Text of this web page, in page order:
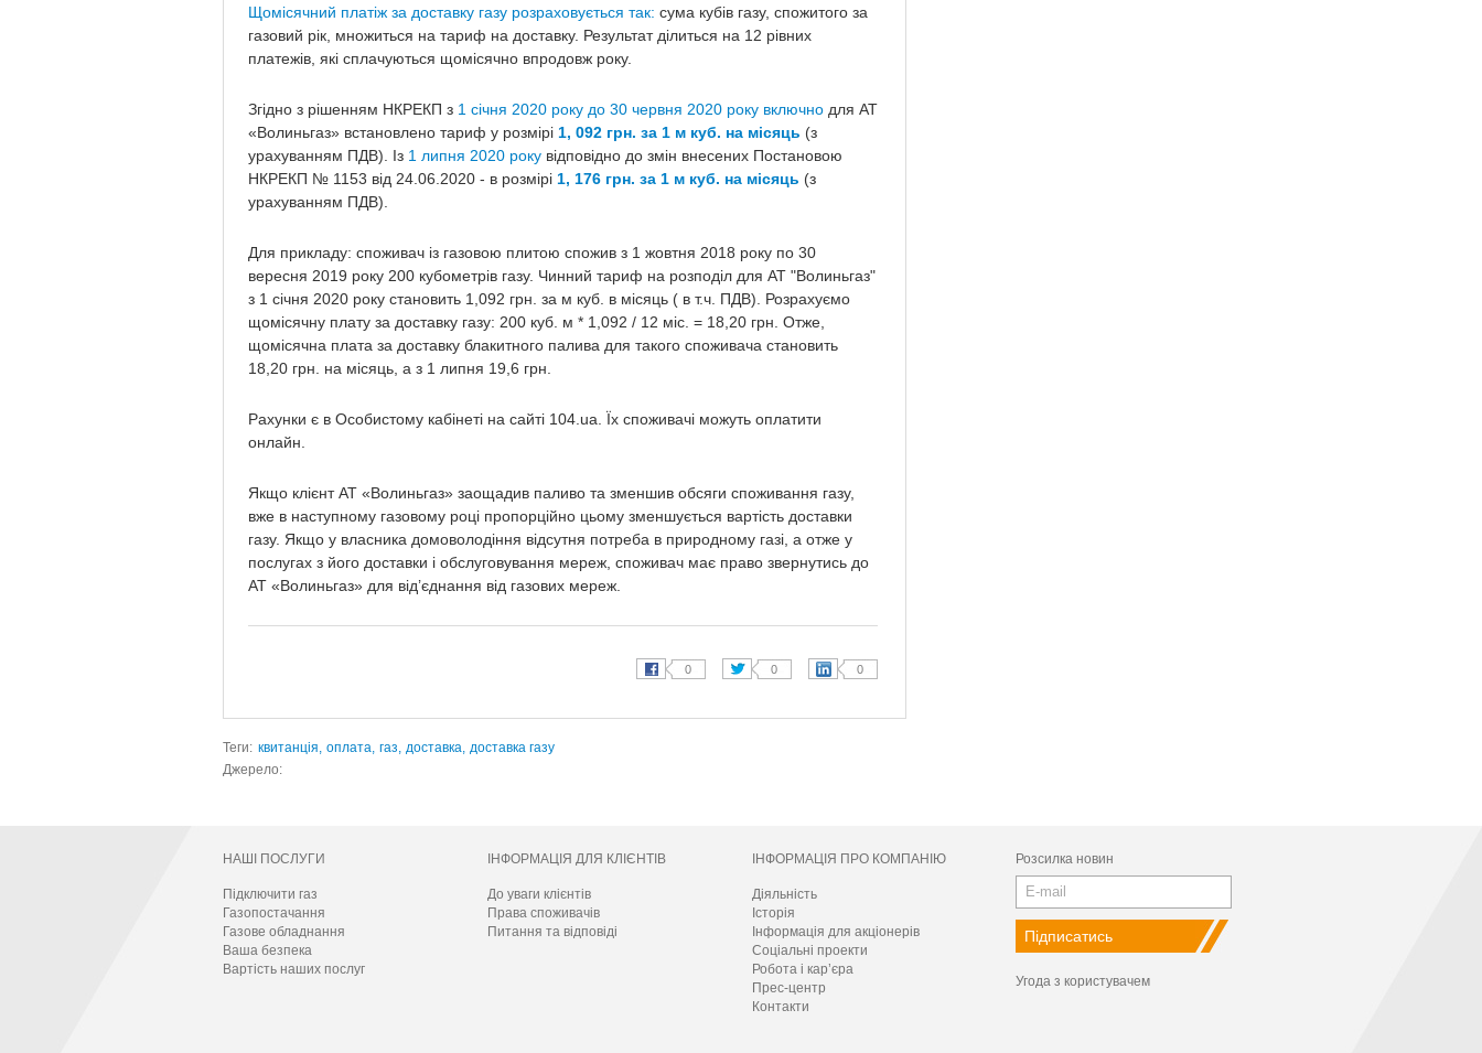
Щомісячний платіж за доставку газу розраховується так: сума кубів газу, спожитого за
газовий рік, множиться на тариф на доставку. Результат ділиться на 12 рівних
платежів, які сплачуються щомісячно впродовж року.
Згідно з рішенням НКРЕКП з 1 січня 2020 року до 30 червня 2020 року включно для АТ
«Волиньгаз» встановлено тариф у розмірі 1, 092 грн. за 1 м куб. на місяць (з
урахуванням ПДВ). Із 1 липня 2020 року відповідно до змін внесених Постановою
НКРЕКП № 1153 від 24.06.2020 - в розмірі 1, 176 грн. за 1 м куб. на місяць (з
урахуванням ПДВ).
Для прикладу: споживач із газовою плитою спожив з 1 жовтня 2018 року по 30
вересня 2019 року 200 кубометрів газу. Чинний тариф на розподіл для АТ "Волиньгаз"
з 1 січня 2020 року становить 1,092 грн. за м куб. в місяць ( в т.ч. ПДВ). Розрахуємо
щомісячну плату за доставку газу: 200 куб. м * 1,092 / 12 міс. = 18,20 грн. Отже,
щомісячна плата за доставку блакитного палива для такого споживача становить
18,20 грн. на місяць, а з 1 липня 19,6 грн.
Рахунки є в Особистому кабінеті на сайті 104.ua. Їх споживачі можуть оплатити
онлайн.
Якщо клієнт АТ «Волиньгаз» заощадив паливо та зменшив обсяги споживання газу,
вже в наступному газовому році пропорційно цьому зменшується вартість доставки
газу. Якщо у власника домоволодіння відсутня потреба в природному газі, а отже у
послугах з його доставки і обслуговування мереж, споживач має право звернутись до
АТ «Волиньгаз» для від’єднання від газових мереж.
Теги: квитанція, оплата, газ, доставка,
доставка газу
Джерело:
НАШІ ПОСЛУГИ
Підключити газ
Газопостачання
Газове обладнання
Ваша безпека
Вартість наших послуг
ІНФОРМАЦІЯ ДЛЯ КЛІЄНТІВ
До уваги клієнтів
Права споживачів
Питання та відповіді
ІНФОРМАЦІЯ ПРО КОМПАНІЮ
Діяльність
Історія
Інформація для акціонерів
Соціальні проекти
Робота і кар’єра
Прес-центр
Контакти
Розсилка новин
Угода з користувачем